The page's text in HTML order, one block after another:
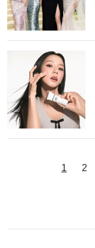
1 2